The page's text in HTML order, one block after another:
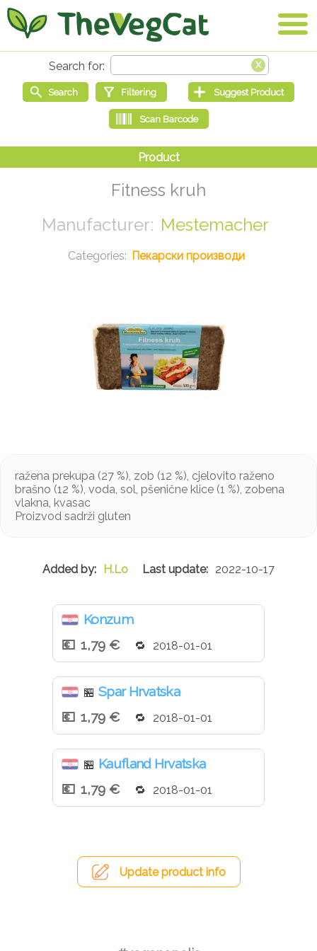
Fitness kruh
Mestemacher
Пекарски производи
ražena prekupa (27 %), zob (12 %), cjelovito raženo
brašno (12 %), voda, sol, pšenične klice (1 %), zobena
vlakna, kvasac
Proizvod sadrži gluten
H.Lo 2022-10-17
Konzum
1,79 €
2018-01-01
🏪 Spar Hrvatska
1,79 €
2018-01-01
🏪 Kaufland Hrvatska
1,79 €
2018-01-01
Update product info